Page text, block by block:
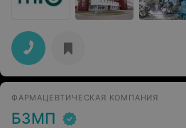
ФАРМАЦЕВТИЧЕСКАЯ КОМПАНИЯ
БЗМП